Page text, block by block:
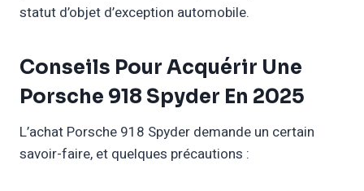
statut d’objet d’exception automobile.
Conseils Pour Acquérir Une
Porsche 918 Spyder En 2025
L’achat Porsche 918 Spyder demande un certain
savoir-faire, et quelques précautions :